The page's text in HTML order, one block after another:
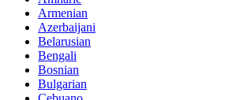
Armenian
Azerbaijani
Belarusian
Bengali
Bosnian
Bulgarian